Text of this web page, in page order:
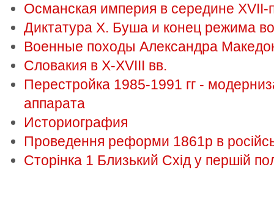
Османская империя в середине XVII-
Диктатура Х. Буша и конец режима
Военные походы Александра
Словакия в X-XVIII вв.
Перестройка 1985-1991 гг -
аппарата
Историография
Проведення реформи 1861р в
Сторінка 1 Близький Схід у першій